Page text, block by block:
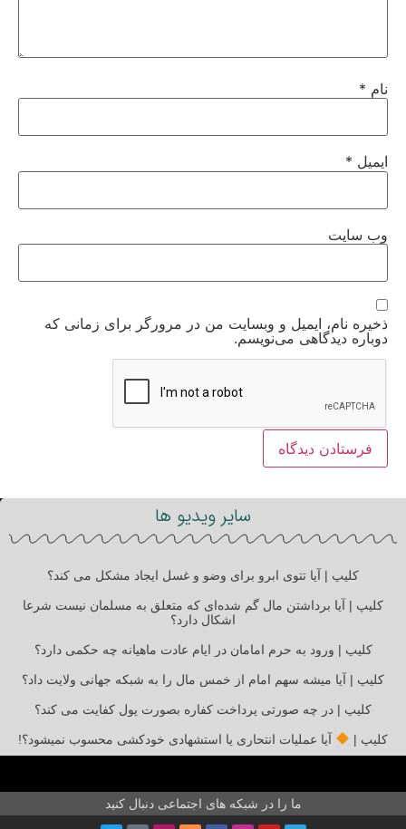
نام *
ایمیل *
وب‌ سایت
ذخیره نام، ایمیل و وبسایت من در مرورگر برای زمانی که
دوباره دیدگاهی می‌نویسم.
سایر ویدیو ها
کلیپ | آیا تتوی ابرو برای وضو و غسل ایجاد مشکل می کند؟
کلیپ | آیا برداشتن مال گم شده‌ای که متعلق به مسلمان نیست شرعا
اشکال دارد؟
کلیپ | ورود به حرم امامان در ایام عادت ماهیانه چه حکمی دارد؟
کلیپ | آیا میشه سهم امام از خمس مال را به شبکه جهانی ولایت داد؟
کلیپ | در چه صورتی پرداخت کفاره بصورت پول کفایت می کند؟
کلیپ | آیا عملیات انتحاری یا استشهادی خودکشی محسوب نمیشود؟!
ما را در شبکه های اجتماعی دنبال کنید